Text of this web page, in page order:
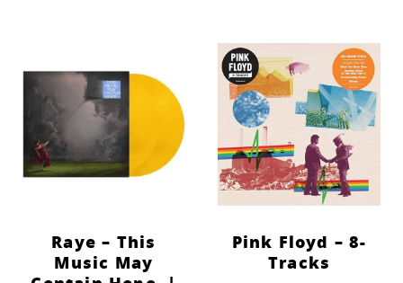
Pink Floyd – 8-
Tracks
Raye – This
Music May